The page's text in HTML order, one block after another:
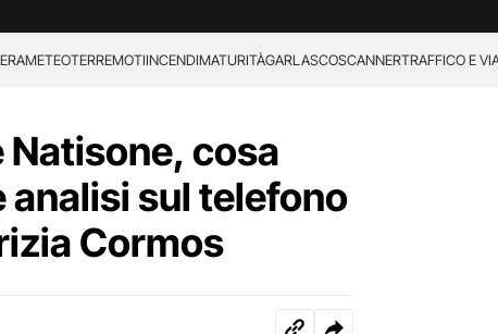
METEOTERREMOTIINCENDIMATURITÀGARLASCOSCANNERTRAFFICO E
cosa
analisi sul telefono
Cormos